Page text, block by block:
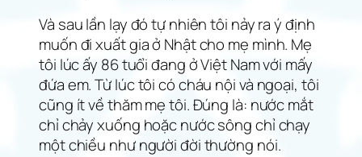
Và sau lần lạy đó tự nhiên tôi nảy ra ý định
muốn đi xuất gia ở Nhật cho mẹ mình. Mẹ
tôi lúc ấy 86 tuổi đang ở Việt Nam với mấy
đứa em. Từ lúc tôi có cháu nội và ngoại, tôi
cũng ít về thăm mẹ tôi. Đúng là: nước mắt
chỉ chảy xuống hoặc nước sông chỉ chạy
một chiều như người đời thường nói.